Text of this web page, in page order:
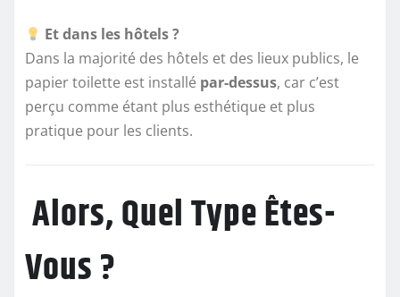
Et dans les hôtels ?
Dans la majorité des hôtels et des lieux publics, le
papier toilette est installé par-dessus, car c’est
perçu comme étant plus esthétique et plus
pratique pour les clients.
Alors, Quel Type Êtes-
Vous ?